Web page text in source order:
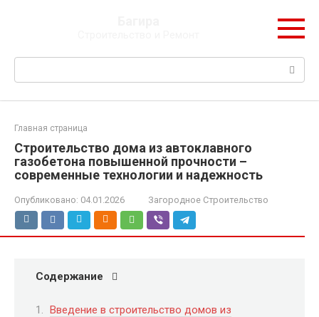
Поиск:
Главная страница
Строительство дома из автоклавного
газобетона повышенной прочности –
современные технологии и надежность
Опубликовано: 04.01.2026 Загородное Строительство
Содержание
Введение в строительство домов из